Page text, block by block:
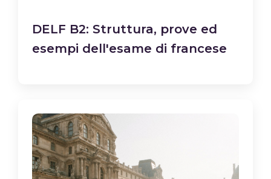
DELF B2: Struttura, prove ed
esempi dell'esame di francese